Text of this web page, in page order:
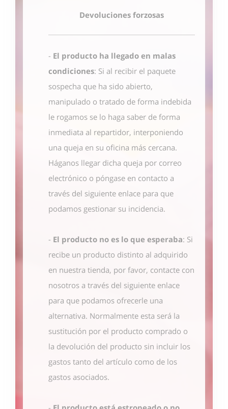
Devoluciones forzosas
- El producto ha llegado en malas
condiciones: Si al recibir el paquete
sospecha que ha sido abierto,
manipulado o tratado de forma indebida
le rogamos se lo haga saber de forma
inmediata al repartidor, interponiendo
una queja en su oficina más cercana.
Háganos llegar dicha queja por correo
electrónico o póngase en contacto a
través del siguiente enlace para que
podamos gestionar su incidencia.
- El producto no es lo que esperaba: Si
recibe un producto distinto al adquirido
en nuestra tienda, por favor, contacte con
nosotros a través del siguiente enlace
para que podamos ofrecerle una
alternativa. Normalmente esta será la
sustitución por el producto comprado o
la devolución del producto sin incluir los
gastos tanto del artículo como de los
gastos asociados.